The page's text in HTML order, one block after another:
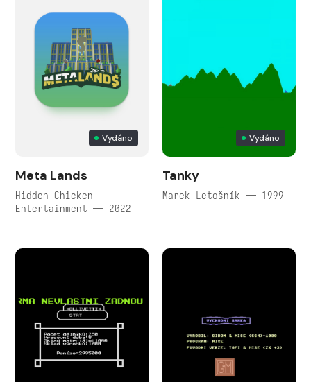
Vydáno
Meta Lands
Hidden Chicken
Entertainment — 2022
Vydáno
Tanky
Marek Letošník — 1999